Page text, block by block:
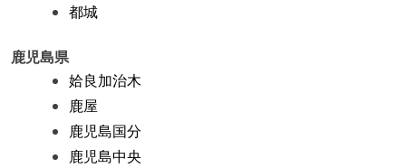
都城
鹿児島県
姶良加治木
鹿屋
鹿児島国分
鹿児島中央